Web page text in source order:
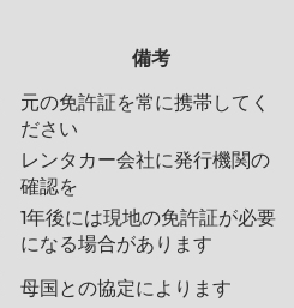
備考
元の免許証を常に携帯してく
ださい
レンタカー会社に発行機関の
確認を
1年後には現地の免許証が必要
になる場合があります
母国との協定によります